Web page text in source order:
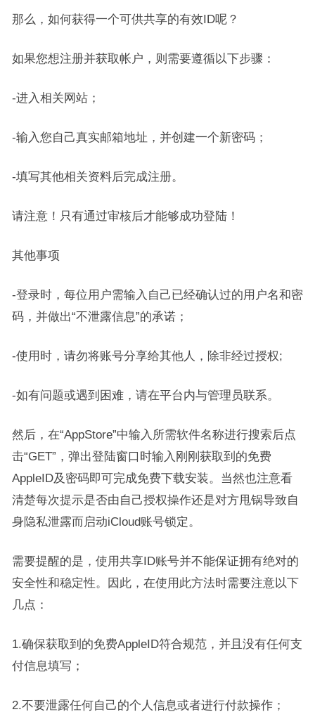
那么，如何获得一个可供共享的有效ID呢？
如果您想注册并获取帐户，则需要遵循以下步骤：
-进入相关网站；
-输入您自己真实邮箱地址，并创建一个新密码；
-填写其他相关资料后完成注册。
请注意！只有通过审核后才能够成功登陆！
其他事项
-登录时，每位用户需输入自己已经确认过的用户名和密
码，并做出“不泄露信息”的承诺；
-使用时，请勿将账号分享给其他人，除非经过授权;
-如有问题或遇到困难，请在平台内与管理员联系。
然后，在“AppStore”中输入所需软件名称进行搜索后点
击“GET”，弹出登陆窗口时输入刚刚获取到的免费
AppleID及密码即可完成免费下载安装。当然也注意看
清楚每次提示是否由自己授权操作还是对方甩锅导致自
身隐私泄露而启动iCloud账号锁定。
需要提醒的是，使用共享ID账号并不能保证拥有绝对的
安全性和稳定性。因此，在使用此方法时需要注意以下
几点：
1.确保获取到的免费AppleID符合规范，并且没有任何支
付信息填写；
2.不要泄露任何自己的个人信息或者进行付款操作；